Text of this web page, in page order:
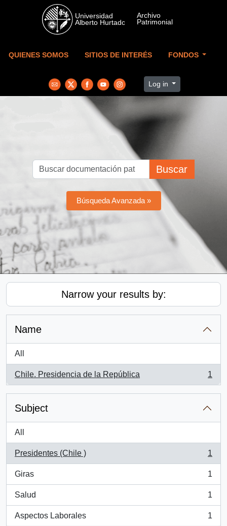
Skip to main content
QUIENES SOMOS SITIOS DE INTERÉS FONDOS
Log in
Buscar
Búsqueda Avanzada »
Narrow your results by:
Name
All
Chile. Presidencia de la República
, 1 results
1
Subject
All
Presidentes (Chile )
, 1 results
1
Giras
, 1 results
1
Salud
, 1 results
1
Aspectos Laborales
, 1 results
1